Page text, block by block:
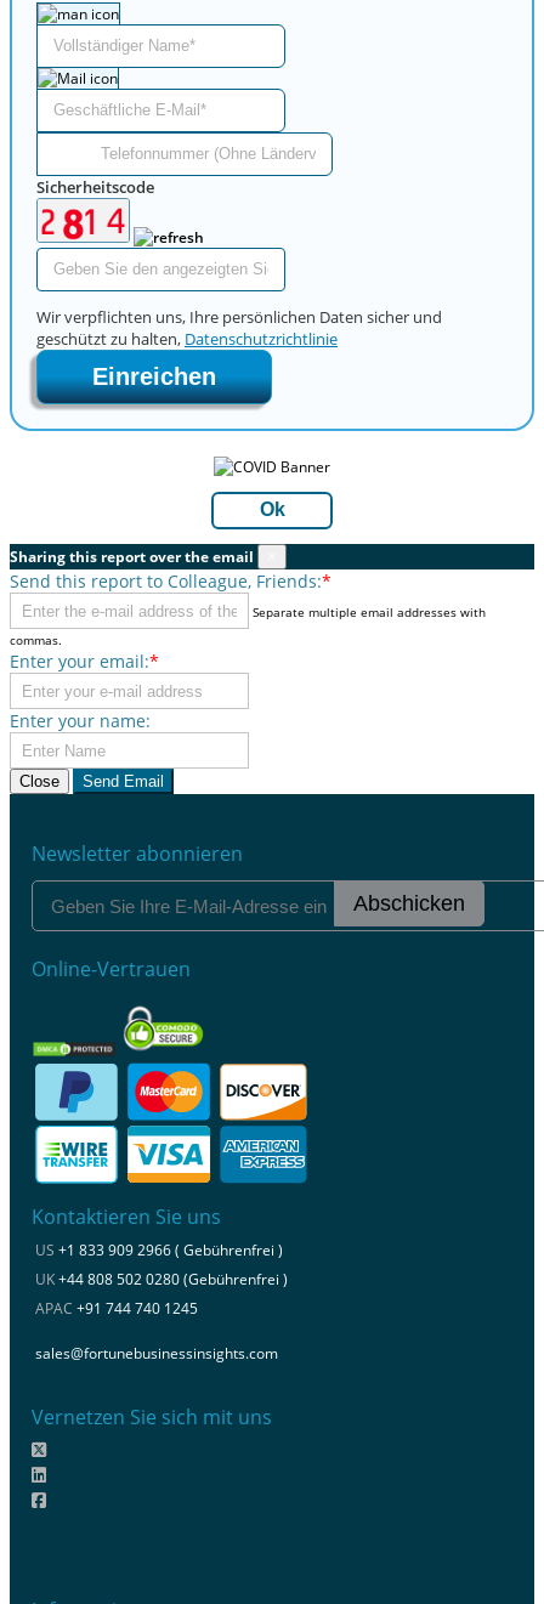
Sicherheitscode
Wir verpflichten uns, Ihre persönlichen Daten sicher und
geschützt zu halten, Datenschutzrichtlinie
Einreichen
Ok
Sharing this report over the email
Send this report to Colleague, Friends:*
Separate multiple email addresses with
commas.
Enter your email:*
Enter your name:
Close Send Email
Newsletter abonnieren
Abschicken
Online-Vertrauen
Kontaktieren Sie uns
US +1 833 909 2966 ( Gebührenfrei )
UK+44 808 502 0280 (Gebührenfrei )
APAC +91 744 740 1245
sales@fortunebusinessinsights.com
Vernetzen Sie sich mit uns